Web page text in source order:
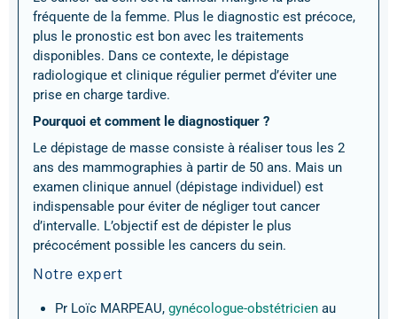
fréquente de la femme. Plus le diagnostic est précoce,
plus le pronostic est bon avec les traitements
disponibles. Dans ce contexte, le dépistage
radiologique et clinique régulier permet d’éviter une
prise en charge tardive.
Pourquoi et comment le diagnostiquer ?
Le dépistage de masse consiste à réaliser tous les 2
ans des mammographies à partir de 50 ans. Mais un
examen clinique annuel (dépistage individuel) est
indispensable pour éviter de négliger tout cancer
d’intervalle. L’objectif est de dépister le plus
précocément possible les cancers du sein.
Notre expert
Pr Loïc MARPEAU, gynécologue-obstétricien au